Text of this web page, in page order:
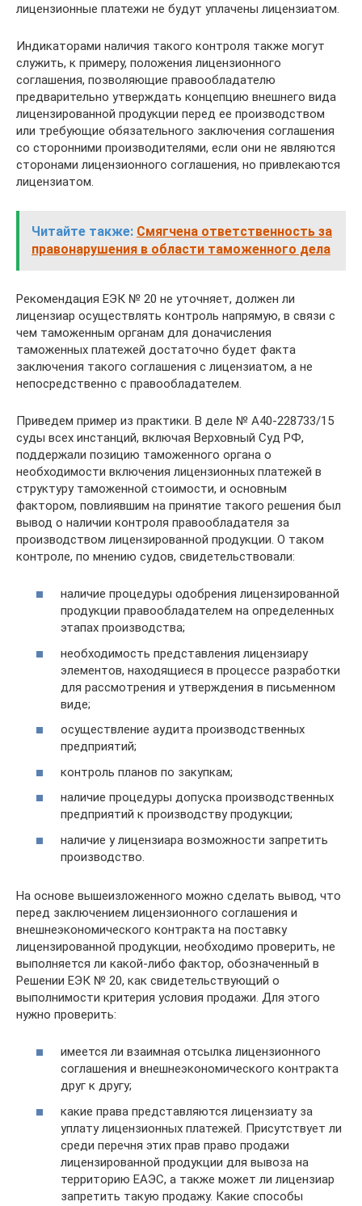
лицензионные платежи не будут уплачены лицензиатом.
Индикаторами наличия такого контроля также могут
служить, к примеру, положения лицензионного
соглашения, позволяющие правообладателю
предварительно утверждать концепцию внешнего вида
лицензированной продукции перед ее производством
или требующие обязательного заключения соглашения
со сторонними производителями, если они не являются
сторонами лицензионного соглашения, но привлекаются
лицензиатом.
Читайте также: Смягчена ответственность за
правонарушения в области таможенного дела
Рекомендация ЕЭК № 20 не уточняет, должен ли
лицензиар осуществлять контроль напрямую, в связи с
чем таможенным органам для доначисления
таможенных платежей достаточно будет факта
заключения такого соглашения с лицензиатом, а не
непосредственно с правообладателем.
Приведем пример из практики. В деле № А40-228733/15
суды всех инстанций, включая Верховный Суд РФ,
поддержали позицию таможенного органа о
необходимости включения лицензионных платежей в
структуру таможенной стоимости, и основным
фактором, повлиявшим на принятие такого решения был
вывод о наличии контроля правообладателя за
производством лицензированной продукции. О таком
контроле, по мнению судов, свидетельствовали:
наличие процедуры одобрения лицензированной
продукции правообладателем на определенных
этапах производства;
необходимость представления лицензиару
элементов, находящиеся в процессе разработки
для рассмотрения и утверждения в письменном
виде;
осуществление аудита производственных
предприятий;
контроль планов по закупкам;
наличие процедуры допуска производственных
предприятий к производству продукции;
наличие у лицензиара возможности запретить
производство.
На основе вышеизложенного можно сделать вывод, что
перед заключением лицензионного соглашения и
внешнеэкономического контракта на поставку
лицензированной продукции, необходимо проверить, не
выполняется ли какой-либо фактор, обозначенный в
Решении ЕЭК № 20, как свидетельствующий о
выполнимости критерия условия продажи. Для этого
нужно проверить:
имеется ли взаимная отсылка лицензионного
соглашения и внешнеэкономического контракта
друг к другу;
какие права представляются лицензиату за
уплату лицензионных платежей. Присутствует ли
среди перечня этих прав право продажи
лицензированной продукции для вывоза на
территорию ЕАЭС, а также может ли лицензиар
запретить такую продажу. Какие способы